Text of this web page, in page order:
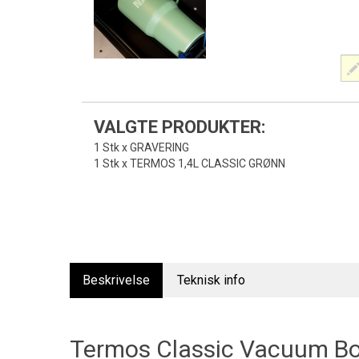
VALGTE PRODUKTER:
1 Stk x GRAVERING
1 Stk x TERMOS 1,4L CLASSIC GRØNN
Beskrivelse Teknisk info
Termos Classic Vacuum